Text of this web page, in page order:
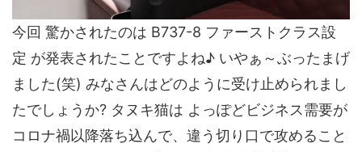
今回 驚かされたのは B737-8 ファーストクラス設
定 が発表されたことですよね♪ いやぁ～ぶったまげ
ました(笑) みなさんはどのように受け止められまし
たでしょうか? タヌキ猫は よっぽどビジネス需要が
コロナ禍以降落ち込んで、違う切り口で攻めること